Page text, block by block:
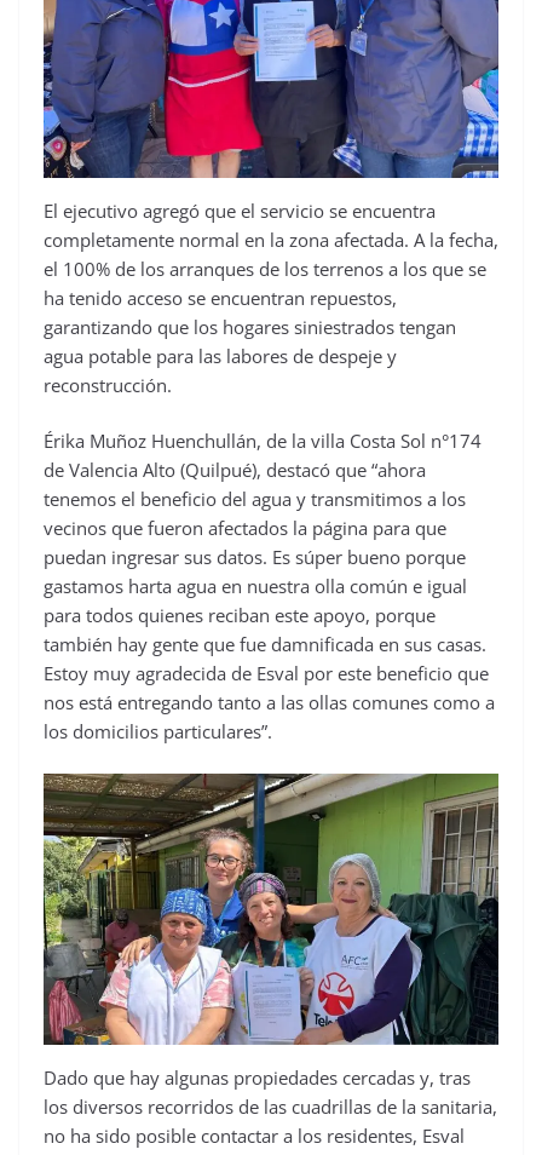
El ejecutivo agregó que el servicio se encuentra
completamente normal en la zona afectada. A la fecha,
el 100% de los arranques de los terrenos a los que se
ha tenido acceso se encuentran repuestos,
garantizando que los hogares siniestrados tengan
agua potable para las labores de despeje y
reconstrucción.
Érika Muñoz Huenchullán, de la villa Costa Sol n°174
de Valencia Alto (Quilpué), destacó que “ahora
tenemos el beneficio del agua y transmitimos a los
vecinos que fueron afectados la página para que
puedan ingresar sus datos. Es súper bueno porque
gastamos harta agua en nuestra olla común e igual
para todos quienes reciban este apoyo, porque
también hay gente que fue damnificada en sus casas.
Estoy muy agradecida de Esval por este beneficio que
nos está entregando tanto a las ollas comunes como a
los domicilios particulares”.
Dado que hay algunas propiedades cercadas y, tras
los diversos recorridos de las cuadrillas de la sanitaria,
no ha sido posible contactar a los residentes, Esval